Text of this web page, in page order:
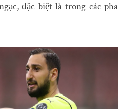
đặc biệt là trong các pha